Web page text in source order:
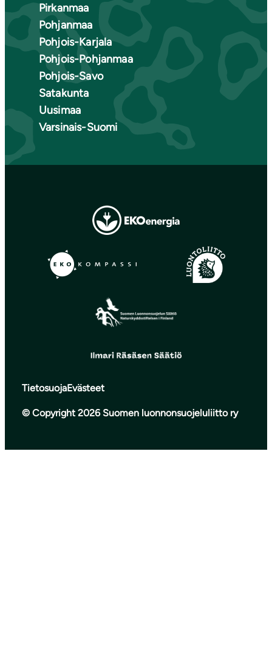
Pirkanmaa
Pohjanmaa
Pohjois-Karjala
Pohjois-Pohjanmaa
Pohjois-Savo
Satakunta
Uusimaa
Varsinais-Suomi
TietosuojaEvästeet
© Copyright 2026 Suomen luonnonsuojeluliitto ry